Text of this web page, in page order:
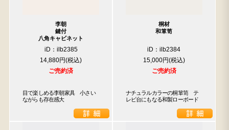
李朝
鍵付
八角キャビネット
iD：ilb2385
14,880円
ご売約済
目で楽しめる李朝家具　小さい
ながらも存在感大
桐材
和箪笥
iD：ilb2384
15,000円
ご売約済
ナチュラルカラーの桐箪笥　テ
レビ台にもなる和製ローボード